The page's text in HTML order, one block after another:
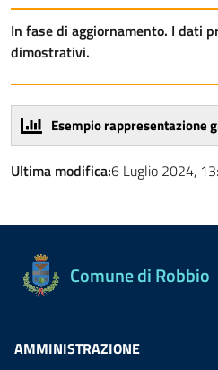
In fase di aggiornamento. I dati
dimostrativi.
Esempio rappresentazione
Ultima modifica:6 Luglio 2024,
Comune di Robbio
AMMINISTRAZIONE